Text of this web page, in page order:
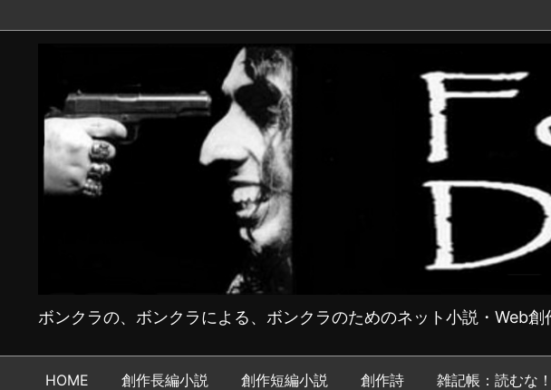
ボンクラの、ボンクラによる、ボンクラのためのネット小説・Web創
HOME 創作長編小説 創作短編小説 創作詩 雑記帳：読むな